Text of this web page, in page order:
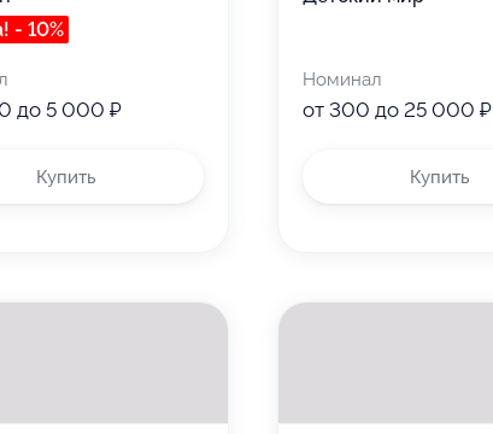
- 10%
до 5 000 ₽
Купить
Номинал
от 300 до 25 000 ₽
Купить